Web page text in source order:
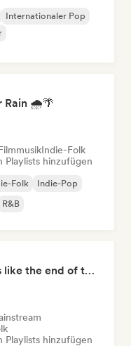
Internationaler Pop
Rain 🌧️🌴
Indie-Folk
Playlists hinzufügen
Folk
Indie-Pop
R&B
This heartbreak feels like the end of the world
Playlists hinzufügen